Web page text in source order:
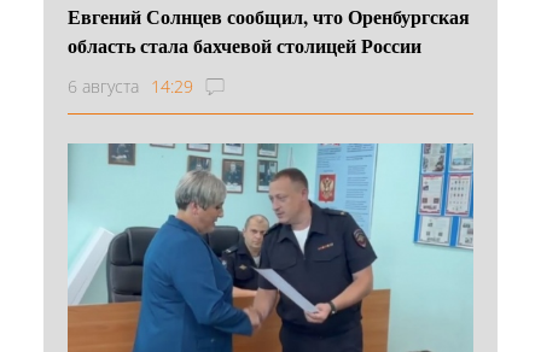
Евгений Солнцев сообщил, что Оренбургская
область стала бахчевой столицей России
6 августа 14:29